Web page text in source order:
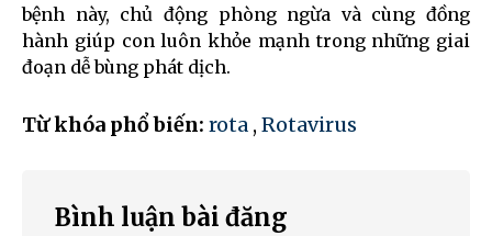
bệnh này, chủ động phòng ngừa và cùng đồng
hành giúp con luôn khỏe mạnh trong những giai
đoạn dễ bùng phát dịch.
Từ khóa phổ biến: rota , Rotavirus
Bình luận bài đăng